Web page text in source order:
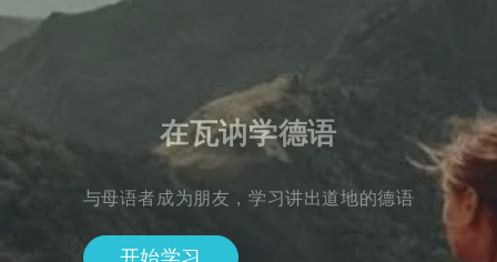
在瓦讷学德语
与母语者成为朋友，学习讲出道地的德语
开始学习